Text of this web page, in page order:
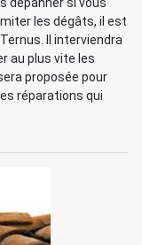
les dégâts, il est
Il interviendra
au plus vite les
proposée pour
réparations qui